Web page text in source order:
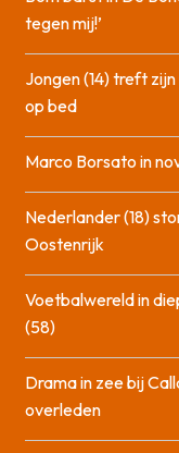
tegen mij!’
Jongen (14) treft
op bed
Marco Borsato in
Nederlander (18)
Oostenrijk
Voetbalwereld in
(58)
Drama in zee bij
overleden